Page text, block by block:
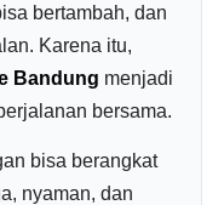
bertambah, dan
Karena itu,
Bandung menjadi
bersama.
bisa berangkat
nyaman, dan